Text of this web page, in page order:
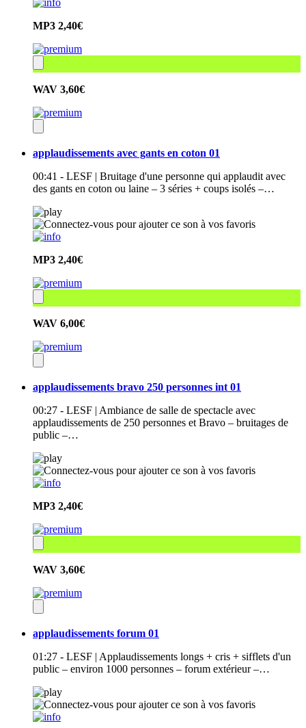
MP3 2,40€
WAV 3,60€
applaudissements avec gants en coton 01
00:41 - LESF | Bruitage d'une personne qui applaudit avec
des gants en coton ou laine – 3 séries + coups isolés –…
MP3 2,40€
WAV 6,00€
applaudissements bravo 250 personnes int 01
00:27 - LESF | Ambiance de salle de spectacle avec
applaudissements de 250 personnes et Bravo – bruitages de
public –…
MP3 2,40€
WAV 3,60€
applaudissements forum 01
01:27 - LESF | Applaudissements longs + cris + sifflets d'un
public – environ 1000 personnes – forum extérieur –…